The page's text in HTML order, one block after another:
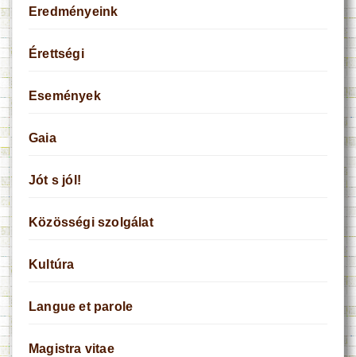
Eredményeink
Érettségi
Események
Gaia
Jót s jól!
Közösségi szolgálat
Kultúra
Langue et parole
Magistra vitae